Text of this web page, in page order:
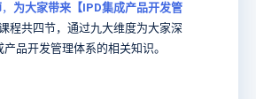
， 为大家带来 【IPD集成产品开发管
程共四节， 通过九大维度为大家深
产品开发管理体系的相关知识。